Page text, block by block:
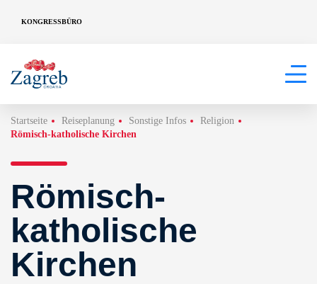
KONGRESSBÜRO
Startseite Reiseplanung Sonstige Infos
Religion
Römisch-katholische Kirchen
Römisch-
katholische
Kirchen